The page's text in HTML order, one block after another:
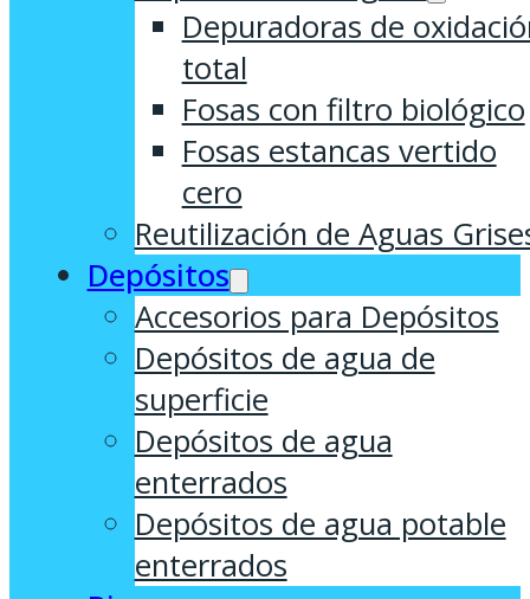
Depuradoras de
total
Fosas con filtro biológico
Fosas estancas vertido
cero
Reutilización de Aguas
Depósitos
Accesorios para Depósitos
Depósitos de agua de
superficie
Depósitos de agua
enterrados
Depósitos de agua potable
enterrados